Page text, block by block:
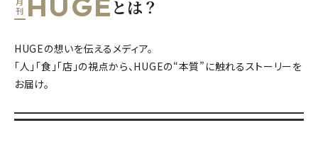
月刊 HUGEとは？
HUGEの想いを伝えるメディア。
「人」「食」「店」の視点から、HUGEの“本質”に触れるストーリーを
お届け。